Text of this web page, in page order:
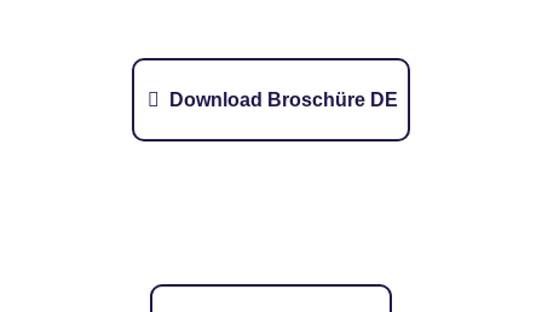
Download Broschüre DE